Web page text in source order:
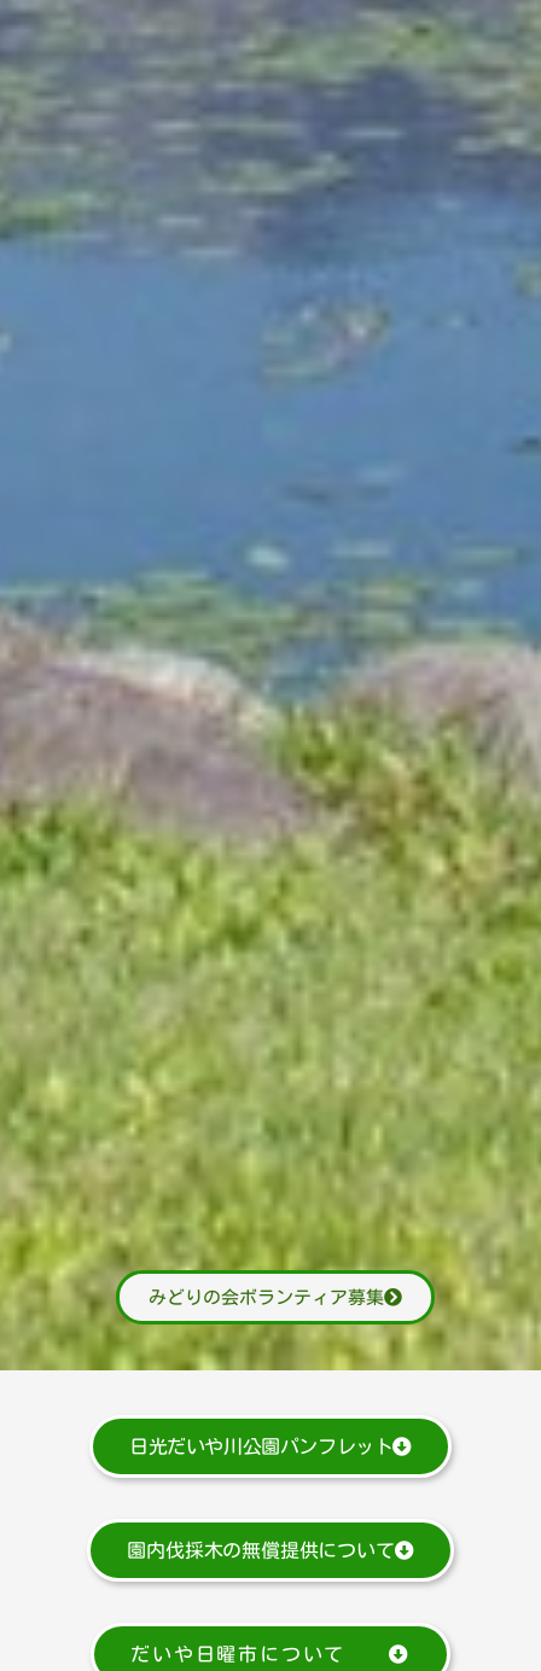
みどりの会ボランティア募集
日光だいや川公園パンフレット
園内伐採木の無償提供について
だいや日曜市について